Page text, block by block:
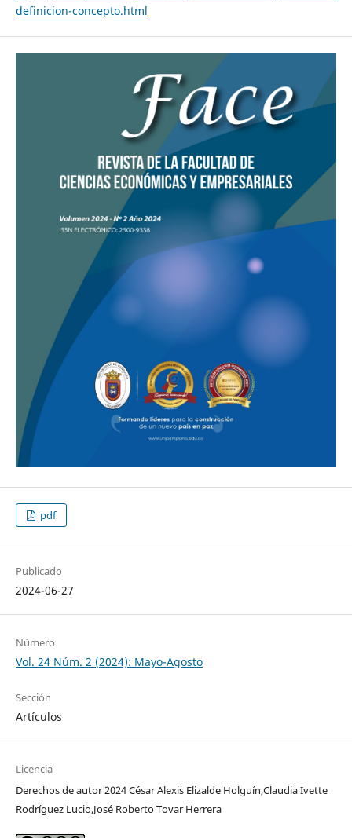
definicion-concepto.html
pdf
Publicado
2024-06-27
Número
Vol. 24 Núm. 2 (2024): Mayo-Agosto
Sección
Artículos
Licencia
Derechos de autor 2024 César Alexis Elizalde Holguín,Claudia Ivette
Rodríguez Lucio,José Roberto Tovar Herrera